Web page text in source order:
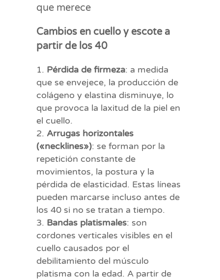
que merece
Cambios en cuello y escote a
partir de los 40
Pérdida de firmeza: a medida
que se envejece, la producción de
colágeno y elastina disminuye, lo
que provoca la laxitud de la piel en
el cuello.
Arrugas horizontales
(«necklines»): se forman por la
repetición constante de
movimientos, la postura y la
pérdida de elasticidad. Estas líneas
pueden marcarse incluso antes de
los 40 si no se tratan a tiempo.
Bandas platismales: son
cordones verticales visibles en el
cuello causados por el
debilitamiento del músculo
platisma con la edad. A partir de